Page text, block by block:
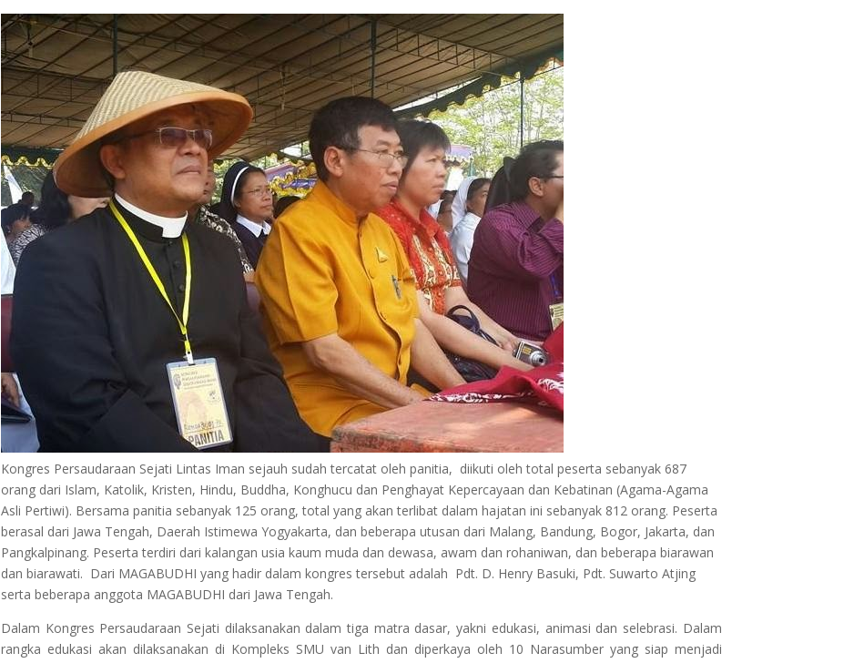
Kongres Persaudaraan Sejati Lintas Iman sejauh sudah tercatat oleh panitia, diikuti oleh total peserta sebanyak 687
orang dari Islam, Katolik, Kristen, Hindu, Buddha, Konghucu dan Penghayat Kepercayaan dan Kebatinan (Agama-Agama
Asli Pertiwi). Bersama panitia sebanyak 125 orang, total yang akan terlibat dalam hajatan ini sebanyak 812 orang. Peserta
berasal dari Jawa Tengah, Daerah Istimewa Yogyakarta, dan beberapa utusan dari Malang, Bandung, Bogor, Jakarta, dan
Pangkalpinang. Peserta terdiri dari kalangan usia kaum muda dan dewasa, awam dan rohaniwan, dan beberapa biarawan
dan biarawati. Dari MAGABUDHI yang hadir dalam kongres tersebut adalah Pdt. D. Henry Basuki, Pdt. Suwarto Atjing
serta beberapa anggota MAGABUDHI dari Jawa Tengah.
Dalam Kongres Persaudaraan Sejati dilaksanakan dalam tiga matra dasar, yakni edukasi, animasi dan selebrasi. Dalam
rangka edukasi akan dilaksanakan di Kompleks SMU van Lith dan diperkaya oleh 10 Narasumber yang siap menjadi